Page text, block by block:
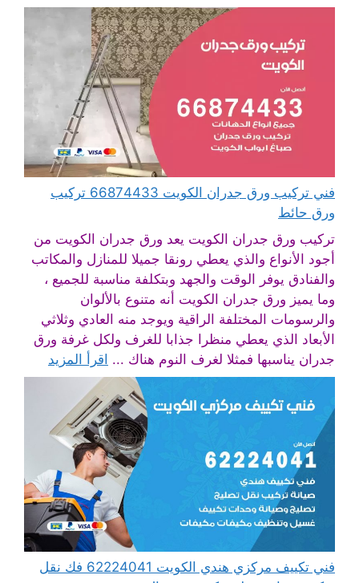
فني تركيب ورق جدران الكويت 66874433 تركيب
ورق حائط
تركيب ورق جدران الكويت يعد ورق جدران الكويت من
أجود الأنواع والذي يعطي رونقا جميلا للمنازل والمكاتب
والفنادق يوفر الوقت والجهد وبتكلفة مناسبة للجميع ،
وما يميز ورق جدران الكويت أنه متنوع بالألوان
والرسومات المختلفة الراقية ويوجد منه العادي وثلاثي
الأبعاد الذي يعطي منظرا جذابا للغرف ولكل غرفة ورق
جدران يناسبها فمثلا لغرف النوم هناك ... اقرأ المزيد
فني تكييف مركزي هندي الكويت 62224041 فك نقل